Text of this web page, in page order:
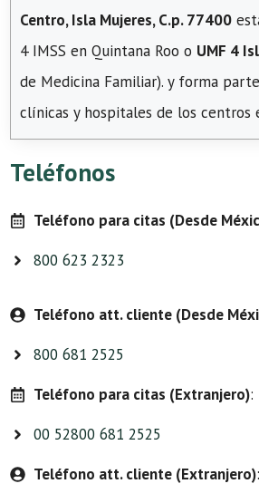
Centro, Isla Mujeres, C.p. 77400
4 IMSS en Quintana Roo o UMF 4
de Medicina Familiar). y forma
clínicas y hospitales de los centros
Teléfonos
Teléfono para citas (Desde
800 623 2323
Teléfono att. cliente (Desde
800 681 2525
Teléfono para citas (Extranjero):
00 52800 681 2525
Teléfono att. cliente (Extranjero):